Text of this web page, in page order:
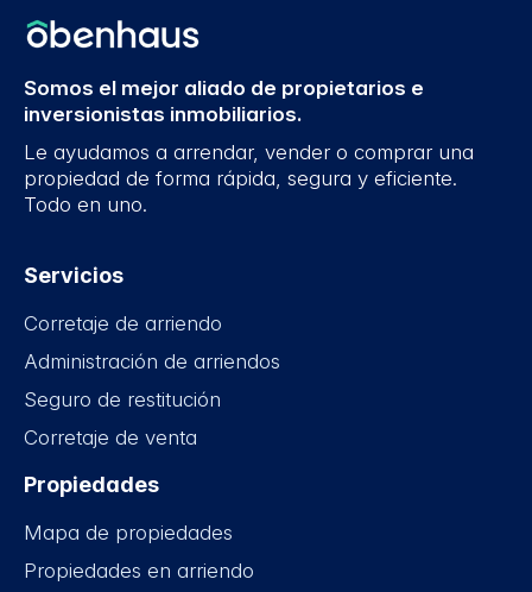
Somos el mejor aliado de propietarios e
inversionistas inmobiliarios.
Le ayudamos a arrendar, vender o comprar una
propiedad de forma rápida, segura y eficiente.
Todo en uno.
Servicios
Corretaje de arriendo
Administración de arriendos
Seguro de restitución
Corretaje de venta
Propiedades
Mapa de propiedades
Propiedades en arriendo